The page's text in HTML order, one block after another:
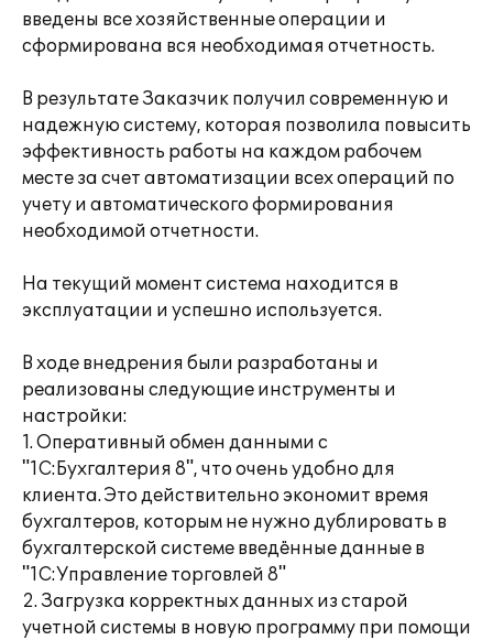
введены все хозяйственные операции и
сформирована вся необходимая отчетность.
В результате Заказчик получил современную и
надежную систему, которая позволила повысить
эффективность работы на каждом рабочем
месте за счет автоматизации всех операций по
учету и автоматического формирования
необходимой отчетности.
На текущий момент система находится в
эксплуатации и успешно используется.
В ходе внедрения были разработаны и
реализованы следующие инструменты и
настройки:
1. Оперативный обмен данными с
"1С:Бухгалтерия 8", что очень удобно для
клиента. Это действительно экономит время
бухгалтеров, которым не нужно дублировать в
бухгалтерской системе введённые данные в
"1С:Управление торговлей 8"
2. Загрузка корректных данных из старой
учетной системы в новую программу при помощи